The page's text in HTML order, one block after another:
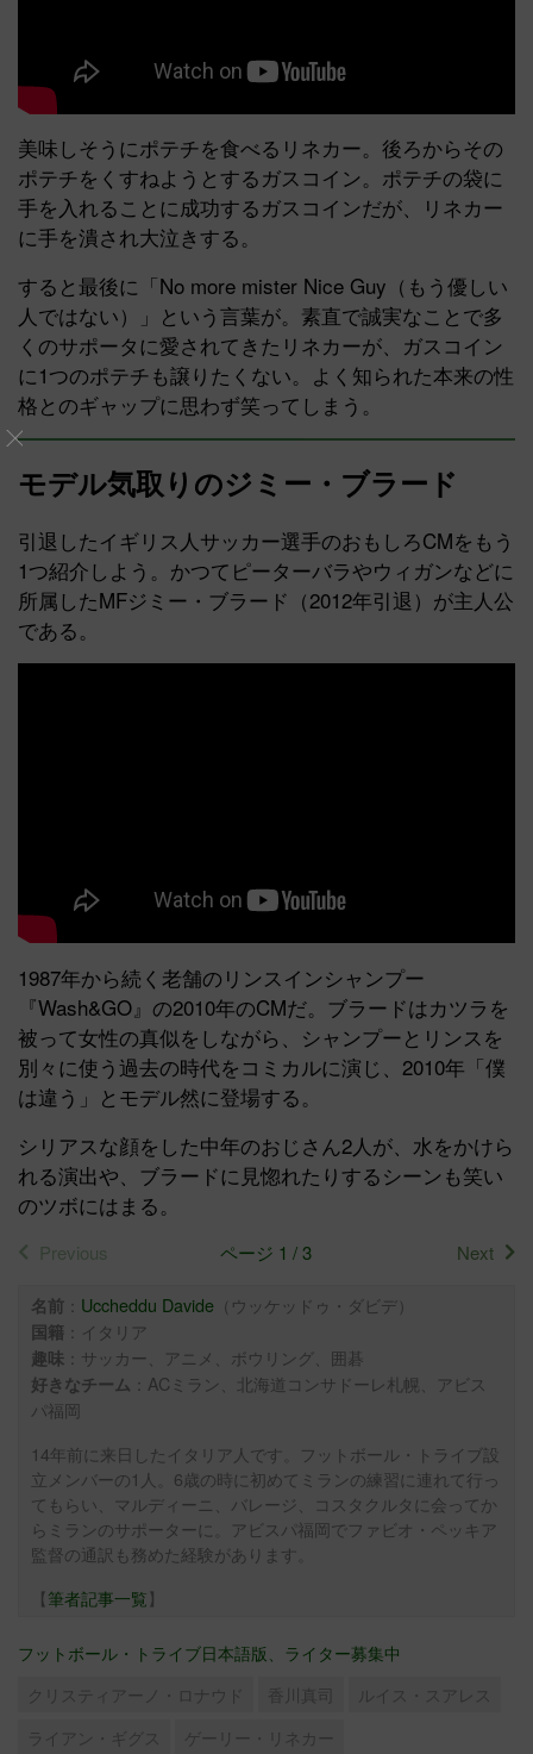
美味しそうにポテチを食べるリネカー。後ろからその
ポテチをくすねようとするガスコイン。ポテチの袋に
手を入れることに成功するガスコインだが、リネカー
に手を潰され大泣きする。
すると最後に「No more mister Nice Guy（もう優しい
人ではない）」という言葉が。素直で誠実なことで多
くのサポータに愛されてきたリネカーが、ガスコイン
に1つのポテチも譲りたくない。よく知られた本来の性
格とのギャップに思わず笑ってしまう。
モデル気取りのジミー・ブラード
引退したイギリス人サッカー選手のおもしろCMをもう
1つ紹介しよう。かつてピーターバラやウィガンなどに
所属したMFジミー・ブラード（2012年引退）が主人公
である。
1987年から続く老舗のリンスインシャンプー
『Wash&GO』の2010年のCMだ。ブラードはカツラを
被って女性の真似をしながら、シャンプーとリンスを
別々に使う過去の時代をコミカルに演じ、2010年「僕
は違う」とモデル然に登場する。
シリアスな顔をした中年のおじさん2人が、水をかけら
れる演出や、ブラードに見惚れたりするシーンも笑い
のツボにはまる。
Previous ページ 1 / 3 Next
名前 ： Uccheddu Davide （ウッケッドゥ・ダビデ）
国籍 ：イタリア
趣味 ：サッカー、アニメ、ボウリング、囲碁
好きなチーム ：ACミラン、北海道コンサドーレ札幌、アビス
パ福岡
14年前に来日したイタリア人です。フットボール・トライブ設
立メンバーの1人。6歳の時に初めてミランの練習に連れて行っ
てもらい、マルディーニ、バレージ、コスタクルタに会ってか
らミランのサポーターに。アビスパ福岡でファビオ・ペッキア
監督の通訳も務めた経験があります。
【筆者記事一覧】
フットボール・トライブ日本語版、ライター募集中
クリスティアーノ・ロナウド 香川真司
ルイス・スアレス
ライアン・ギグス
ゲーリー・リネカー